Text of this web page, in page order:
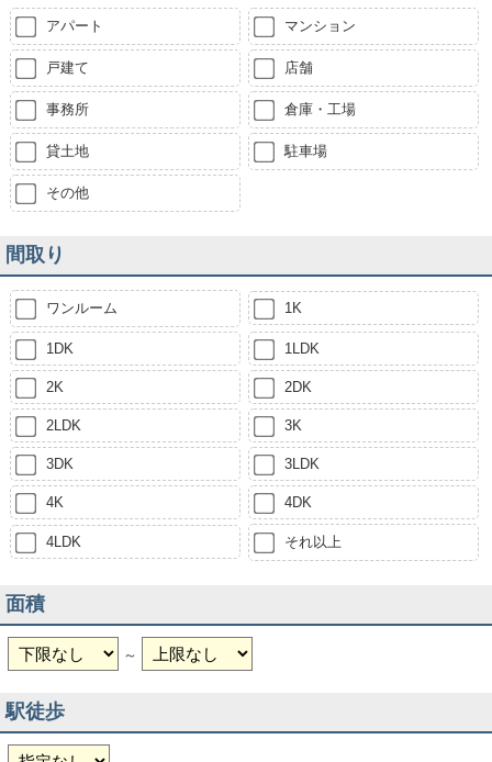
アパート マンション
戸建て 店舗
事務所 倉庫・工場
貸土地 駐車場
その他
間取り
ワンルーム 1K
1DK 1LDK
2K 2DK
2LDK 3K
3DK 3LDK
4K 4DK
4LDK それ以上
面積
～
駅徒歩